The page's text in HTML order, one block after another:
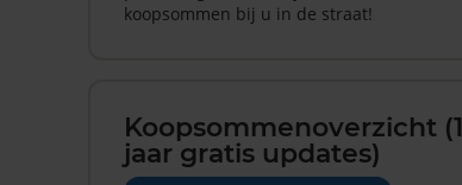
koopsommen bij u in de straat!
Koopsommenoverzicht (1
jaar gratis updates)